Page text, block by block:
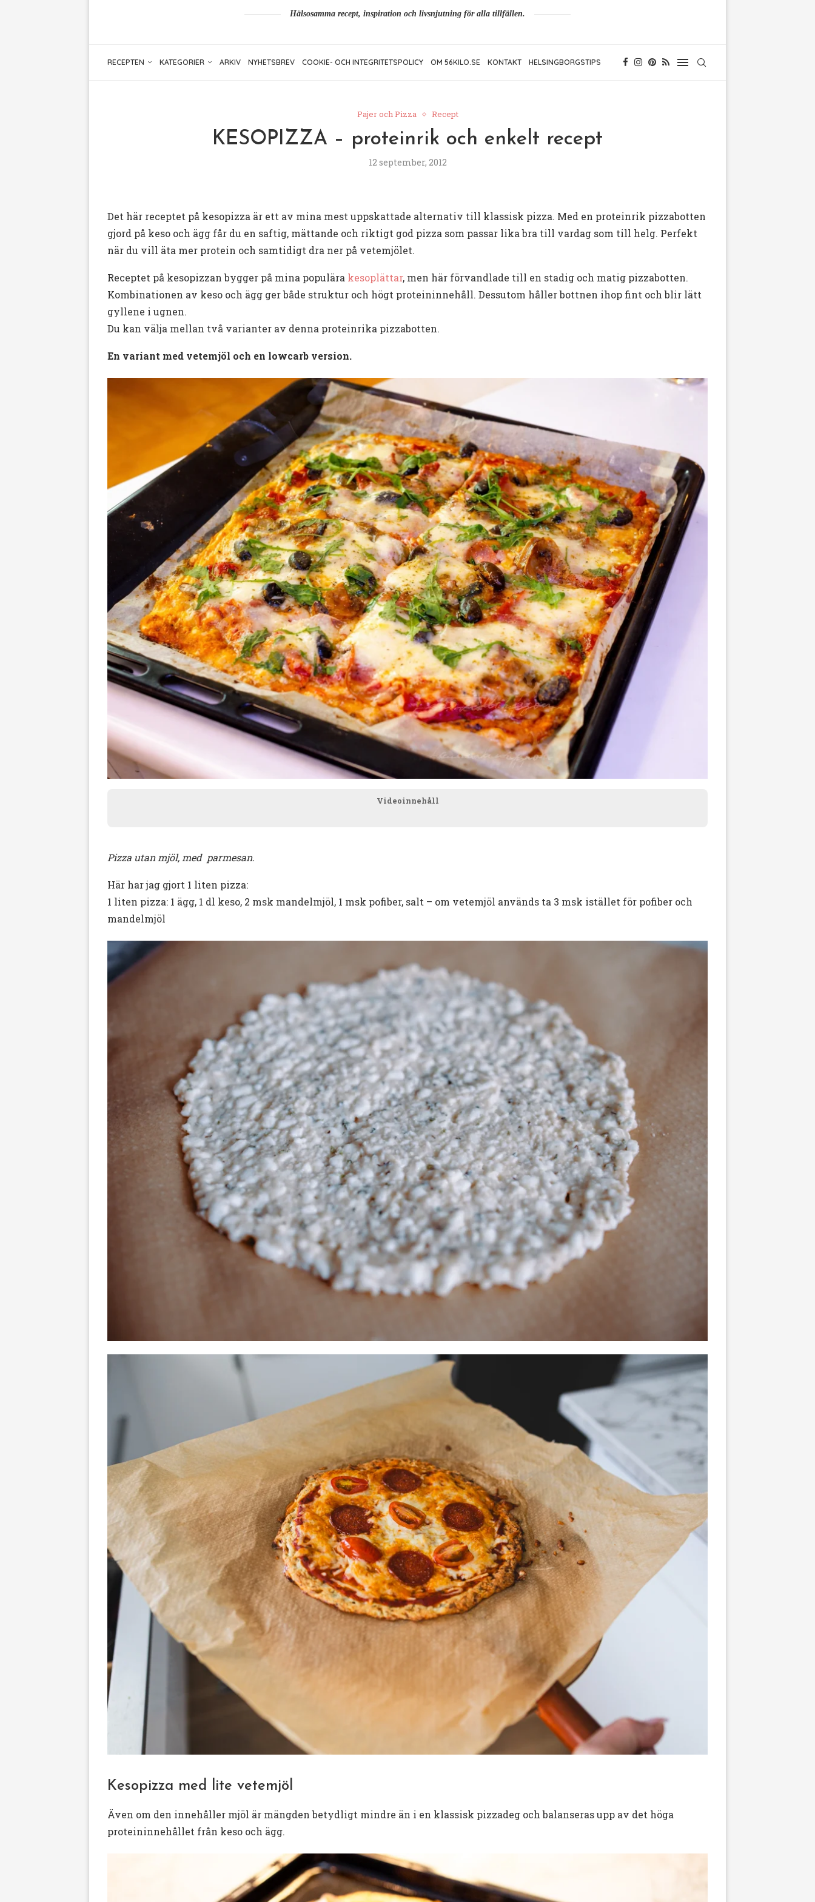
Hälsosamma recept, inspiration och livsnjutning för alla tillfällen.
RECEPTEN KATEGORIER ARKIV NYHETSBREV COOKIE- OCH INTEGRITETSPOLICY OM 56KILO.SE KONTAKT HELSINGBORGSTIPS
Pajer och Pizza Recept
KESOPIZZA – proteinrik och enkelt recept
12 september, 2012
Det här receptet på kesopizza är ett av mina mest uppskattade alternativ till klassisk pizza. Med en proteinrik pizzabotten
gjord på keso och ägg får du en saftig, mättande och riktigt god pizza som passar lika bra till vardag som till helg. Perfekt
när du vill äta mer protein och samtidigt dra ner på vetemjölet.
Receptet på kesopizzan bygger på mina populära kesoplättar, men här förvandlade till en stadig och matig pizzabotten.
Kombinationen av keso och ägg ger både struktur och högt proteininnehåll. Dessutom håller bottnen ihop fint och blir lätt
gyllene i ugnen.
Du kan välja mellan två varianter av denna proteinrika pizzabotten.
En variant med vetemjöl och en lowcarb version.
Videoinnehåll
Pizza utan mjöl, med parmesan.
Här har jag gjort 1 liten pizza:
1 liten pizza: 1 ägg, 1 dl keso, 2 msk mandelmjöl, 1 msk pofiber, salt – om vetemjöl används ta 3 msk istället för pofiber och
mandelmjöl
Kesopizza med lite vetemjöl
Även om den innehåller mjöl är mängden betydligt mindre än i en klassisk pizzadeg och balanseras upp av det höga
proteininnehållet från keso och ägg.